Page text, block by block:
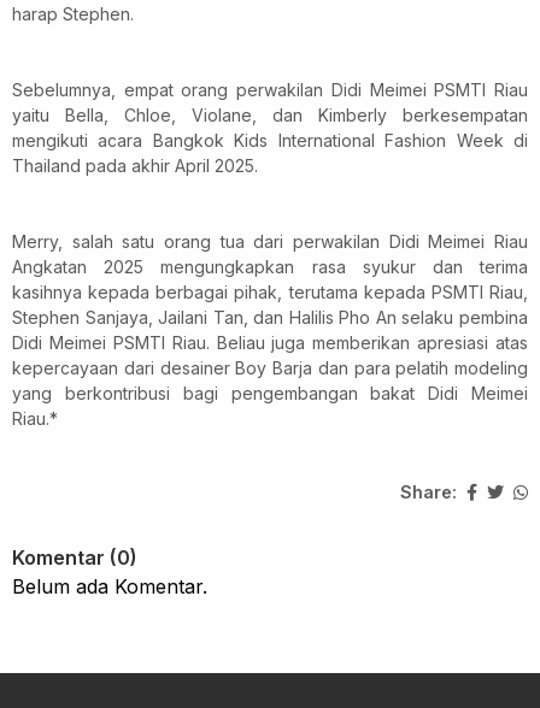
harap Stephen.
Sebelumnya, empat orang perwakilan Didi Meimei PSMTI Riau
yaitu Bella, Chloe, Violane, dan Kimberly berkesempatan
mengikuti acara Bangkok Kids International Fashion Week di
Thailand pada akhir April 2025.
Merry, salah satu orang tua dari perwakilan Didi Meimei Riau
Angkatan 2025 mengungkapkan rasa syukur dan terima
kasihnya kepada berbagai pihak, terutama kepada PSMTI Riau,
Stephen Sanjaya, Jailani Tan, dan Halilis Pho An selaku pembina
Didi Meimei PSMTI Riau. Beliau juga memberikan apresiasi atas
kepercayaan dari desainer Boy Barja dan para pelatih modeling
yang berkontribusi bagi pengembangan bakat Didi Meimei
Riau.*
Share:
Komentar (0)
Belum ada Komentar.